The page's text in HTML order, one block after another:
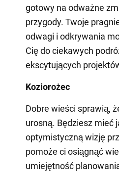
gotowy na odważne
przygody. Twoje
odwagi i odkrywania
Cię do ciekawych
ekscytujących
Koziorożec
Dobre wieści sprawią,
urosną. Będziesz mieć
optymistyczną wizję
pomoże ci osiągnąć
umiejętność